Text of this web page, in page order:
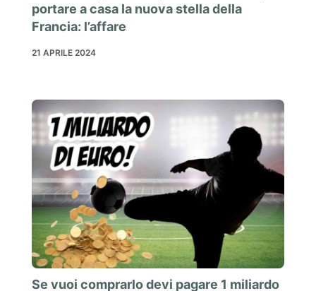
portare a casa la nuova stella della
Francia: l’affare
21 APRILE 2024
Se vuoi comprarlo devi pagare 1 miliardo